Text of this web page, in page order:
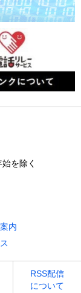
を除く
内
RSS配信
について